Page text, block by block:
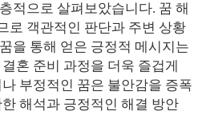
적으로 살펴보았습니다. 꿈 해
로 객관적인 판단과 주변 상황
을 통해 얻은 긍정적 메시지는
혼 준비 과정을 더욱 즐겁게
부정적인 꿈은 불안감을 증폭
해석과 긍정적인 해결 방안